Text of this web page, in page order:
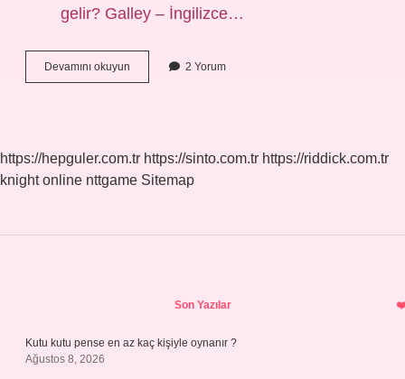
gelir? Galley – İngilizce…
Devamını okuyun
Hangi
2 Yorum
https://hepguler.com.tr https://sinto.com.tr https://riddick.com.tr
knight online nttgame Sitemap
Son Yazılar
Kutu kutu pense en az kaç kişiyle oynanır ?
Ağustos 8, 2026